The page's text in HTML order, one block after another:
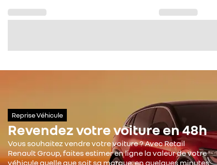
Reprise Véhicule
Revendez votre voiture en 48h
Vous souhaitez vendre votre voiture ? Avec Retail
Renault Group, faites estimer en ligne la valeur de votre
véhicule quelle que soit sa marque, en quelques minutes